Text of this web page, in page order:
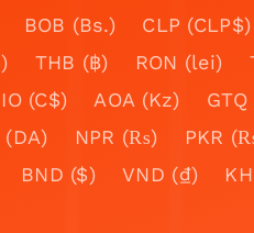
BOB (Bs.) CLP (CLP$)
THB (฿) RON (lei)
(C$) AOA (Kz) GTQ
(DA) NPR (₨) PKR
BND ($) VND (₫)